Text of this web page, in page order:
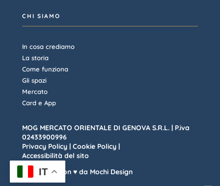
CHI SIAMO
In cosa crediamo
La storia
Come funziona
Gli spazi
Mercato
Card e App
MOG MERCATO ORIENTALE DI GENOVA S.R.L. | P.iva
02433900996
Privacy Policy| Cookie Policy |
Accessibilità del sito
Realizzato con ♥ da Mochi Design
IT